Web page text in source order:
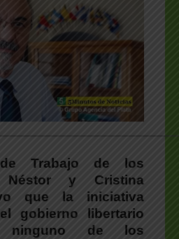
Trabajo de los
y Cristina
que la iniciativa
gobierno libertario
ninguno de los